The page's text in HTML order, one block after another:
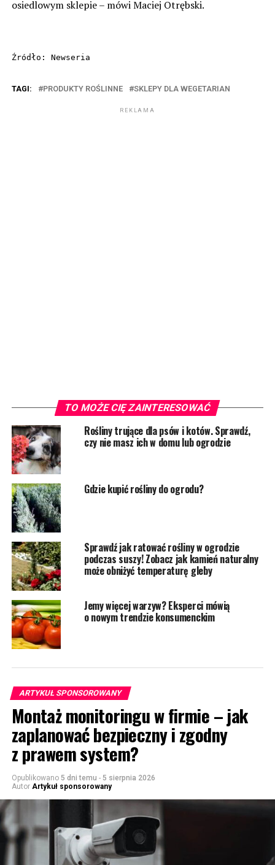
osiedlowym sklepie – mówi Maciej Otrębski.
Źródło: Newseria
TAGI: PRODUKTY ROŚLINNE SKLEPY DLA WEGETARIAN
REKLAMA
TO MOŻE CIĘ ZAINTERESOWAĆ
Rośliny trujące dla psów i kotów. Sprawdź,
czy nie masz ich w domu lub ogrodzie
Gdzie kupić rośliny do ogrodu?
Sprawdź jak ratować rośliny w ogrodzie
podczas suszy! Zobacz jak kamień naturalny
może obniżyć temperaturę gleby
Jemy więcej warzyw? Eksperci mówią
o nowym trendzie konsumenckim
ARTYKUŁ SPONSOROWANY
Montaż monitoringu w firmie – jak
zaplanować bezpieczny i zgodny
z prawem system?
Opublikowano 5 dni temu - 5 sierpnia 2026
Autor Artykuł sponsorowany